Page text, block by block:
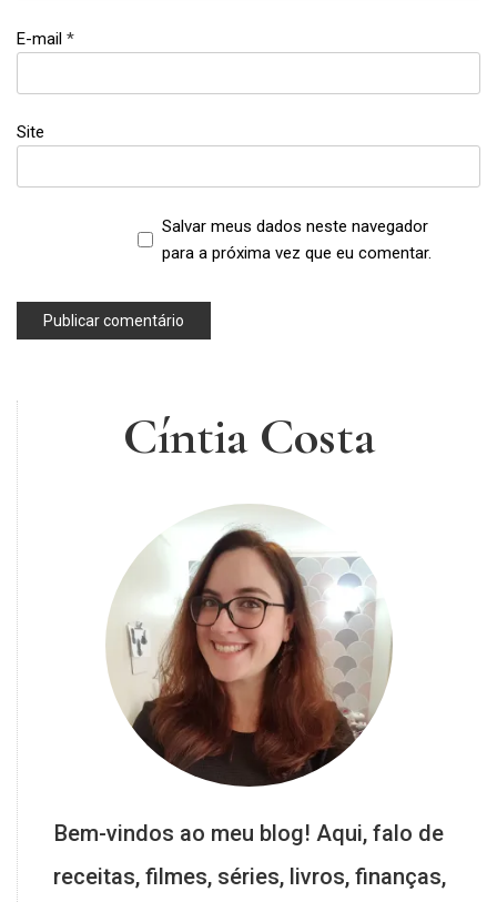
E-mail *
Site
Salvar meus dados neste navegador
para a próxima vez que eu comentar.
Cíntia Costa
Bem-vindos ao meu blog! Aqui, falo de
receitas, filmes, séries, livros, finanças,